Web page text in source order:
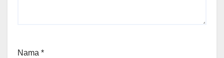
Nama *